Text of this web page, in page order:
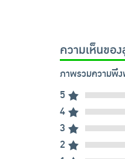
ความเห็นขอ
ภาพรวมความพึง
5
4
3
2